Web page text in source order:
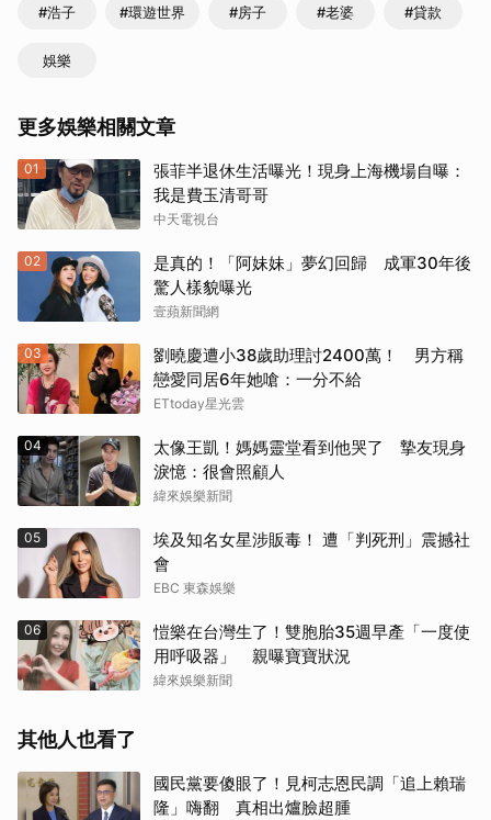
#浩子 #環遊世界 #房子 #老婆 #貸款
娛樂
更多娛樂相關文章
01
張菲半退休生活曝光！現身上海機場自曝：
我是費玉清哥哥
中天電視台
02
是真的！「阿妹妹」夢幻回歸 成軍30年後
驚人樣貌曝光
壹蘋新聞網
03
劉曉慶遭小38歲助理討2400萬！ 男方稱
戀愛同居6年她嗆：一分不給
ETtoday星光雲
04
太像王凱！媽媽靈堂看到他哭了 摯友現身
淚憶：很會照顧人
緯來娛樂新聞
05
埃及知名女星涉販毒！ 遭「判死刑」震撼社
會
EBC 東森娛樂
06
愷樂在台灣生了！雙胞胎35週早產「一度使
用呼吸器」 親曝寶寶狀況
緯來娛樂新聞
其他人也看了
國民黨要傻眼了！見柯志恩民調「追上賴瑞
隆」嗨翻 真相出爐臉超腫